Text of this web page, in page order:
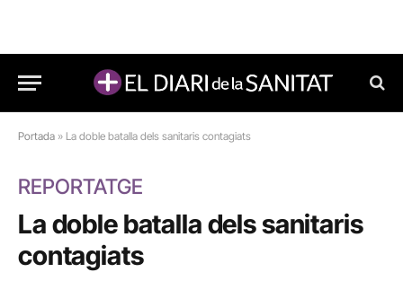
Portada » La doble batalla dels sanitaris contagiats
REPORTATGE
La doble batalla dels sanitaris
contagiats